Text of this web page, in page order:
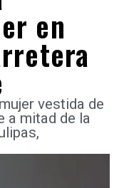
en
vestida de
a mitad de la